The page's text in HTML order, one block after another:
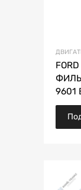
9601